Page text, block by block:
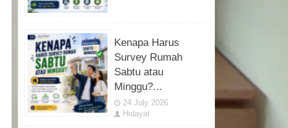
Kenapa Harus
Survey Rumah
Sabtu atau
Minggu?...
24 July 2026
Hidayat